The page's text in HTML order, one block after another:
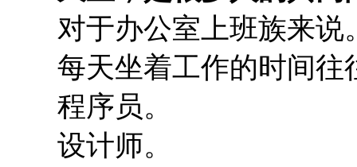
对于办公室上班族来说
每天坐着工作的时间往
程序员。
设计师。